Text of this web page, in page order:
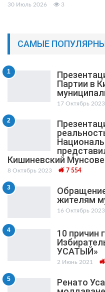
30 Июль 2026 3
САМЫЕ
1
Партии в
17 Октябрь 2023
2
Кишиневский
8 Октябрь 2023 7 554
3
жителям
16 Октябрь 2023
4
10 причин
УСАТЫЙ»
2 Июнь 2021
5
Ренато